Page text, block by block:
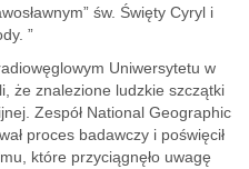
św. Święty Cyryl i
”
Uniwersytetu w
że znalezione ludzkie szczątki
Zespół National Geographic
proces badawczy i poświęcił
które przyciągnęło uwagę